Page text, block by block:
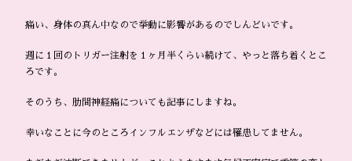
痛い、身体の真ん中なので挙動に影響があるのでしんどいです。
週に１回のトリガー注射を１ヶ月半くらい続けて、やっと落ち着くとこ
ろです。
そのうち、肋間神経痛についても記事にしますね。
幸いなことに今のところインフルエンザなどには罹患してません。